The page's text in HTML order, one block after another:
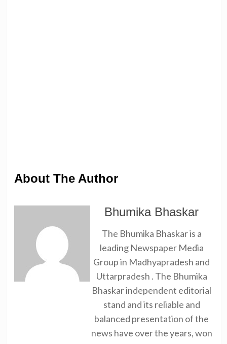
About The Author
Bhumika Bhaskar
The Bhumika Bhaskar is a
leading Newspaper Media
Group in Madhyapradesh and
Uttarpradesh . The Bhumika
Bhaskar independent editorial
stand and its reliable and
balanced presentation of the
news have over the years, won